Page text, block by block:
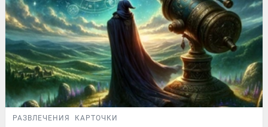
РАЗВЛЕЧЕНИЯ КАРТОЧКИ